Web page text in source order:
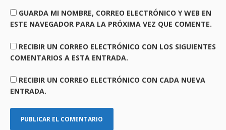
GUARDA MI NOMBRE, CORREO ELECTRÓNICO Y WEB EN
ESTE NAVEGADOR PARA LA PRÓXIMA VEZ QUE COMENTE.
RECIBIR UN CORREO ELECTRÓNICO CON LOS SIGUIENTES
COMENTARIOS A ESTA ENTRADA.
RECIBIR UN CORREO ELECTRÓNICO CON CADA NUEVA
ENTRADA.